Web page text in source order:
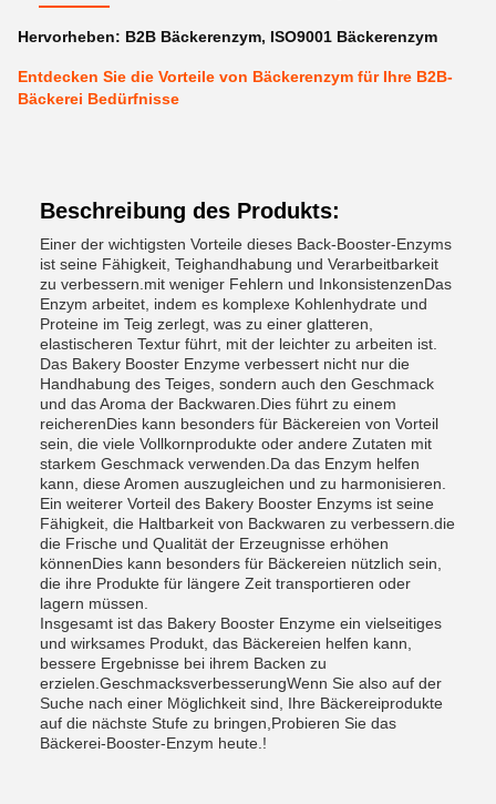
Hervorheben: B2B Bäckerenzym, ISO9001 Bäckerenzym
Entdecken Sie die Vorteile von Bäckerenzym für Ihre B2B-
Bäckerei Bedürfnisse
Beschreibung des Produkts:
Einer der wichtigsten Vorteile dieses Back-Booster-Enzyms
ist seine Fähigkeit, Teighandhabung und Verarbeitbarkeit
zu verbessern.mit weniger Fehlern und InkonsistenzenDas
Enzym arbeitet, indem es komplexe Kohlenhydrate und
Proteine im Teig zerlegt, was zu einer glatteren,
elastischeren Textur führt, mit der leichter zu arbeiten ist.
Das Bakery Booster Enzyme verbessert nicht nur die
Handhabung des Teiges, sondern auch den Geschmack
und das Aroma der Backwaren.Dies führt zu einem
reicherenDies kann besonders für Bäckereien von Vorteil
sein, die viele Vollkornprodukte oder andere Zutaten mit
starkem Geschmack verwenden.Da das Enzym helfen
kann, diese Aromen auszugleichen und zu harmonisieren.
Ein weiterer Vorteil des Bakery Booster Enzyms ist seine
Fähigkeit, die Haltbarkeit von Backwaren zu verbessern.die
die Frische und Qualität der Erzeugnisse erhöhen
könnenDies kann besonders für Bäckereien nützlich sein,
die ihre Produkte für längere Zeit transportieren oder
lagern müssen.
Insgesamt ist das Bakery Booster Enzyme ein vielseitiges
und wirksames Produkt, das Bäckereien helfen kann,
bessere Ergebnisse bei ihrem Backen zu
erzielen.GeschmacksverbesserungWenn Sie also auf der
Suche nach einer Möglichkeit sind, Ihre Bäckereiprodukte
auf die nächste Stufe zu bringen,Probieren Sie das
Bäckerei-Booster-Enzym heute.!